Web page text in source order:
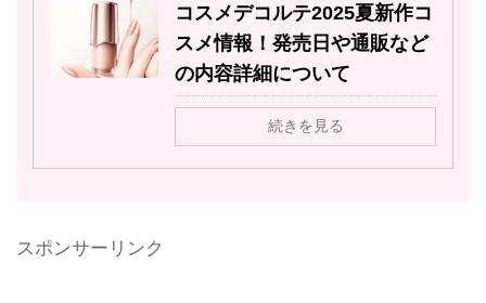
コスメデコルテ2025夏新作コ
スメ情報！発売日や通販など
の内容詳細について
続きを見る
スポンサーリンク